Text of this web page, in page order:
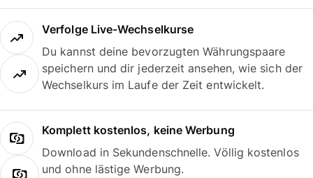
Verfolge Live-Wechselkurse
Du kannst deine bevorzugten Währungspaare
speichern und dir jederzeit ansehen, wie sich der
Wechselkurs im Laufe der Zeit entwickelt.
Komplett kostenlos, keine Werbung
Download in Sekundenschnelle. Völlig kostenlos
und ohne lästige Werbung.